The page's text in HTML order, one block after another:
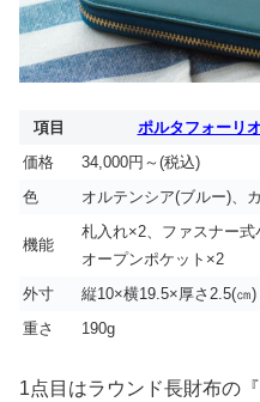
項目
ポルタフォーリ
価格
34,000円～(税込)
色
オルテンシア(ブルー)、
機能
札入れ×2、ファスナー式
オープンポケット×2
外寸
縦10×横19.5×厚さ2.5(㎝)
重さ
190g
1点目はラウンド長財布の